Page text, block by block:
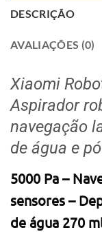
DESCRIÇÃO
AVALIAÇÕES (0)
Xiaomi
Aspirador
navegação
de água e
5000 Pa –
sensores –
de água 270